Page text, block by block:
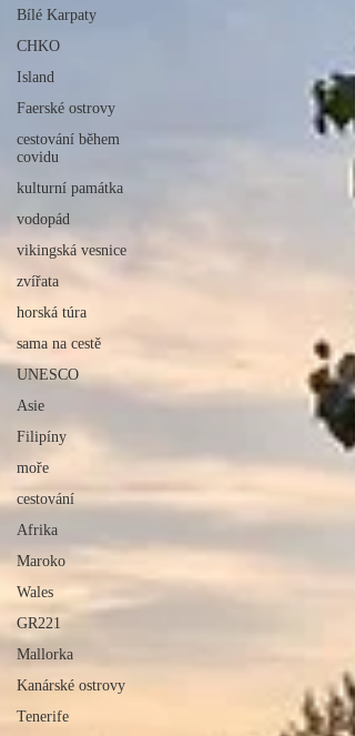
Bílé Karpaty
CHKO
Island
Faerské ostrovy
cestování během
covidu
kulturní památka
vodopád
vikingská vesnice
zvířata
horská túra
sama na cestě
UNESCO
Asie
Filipíny
moře
cestování
Afrika
Maroko
Wales
GR221
Mallorka
Kanárské ostrovy
Tenerife